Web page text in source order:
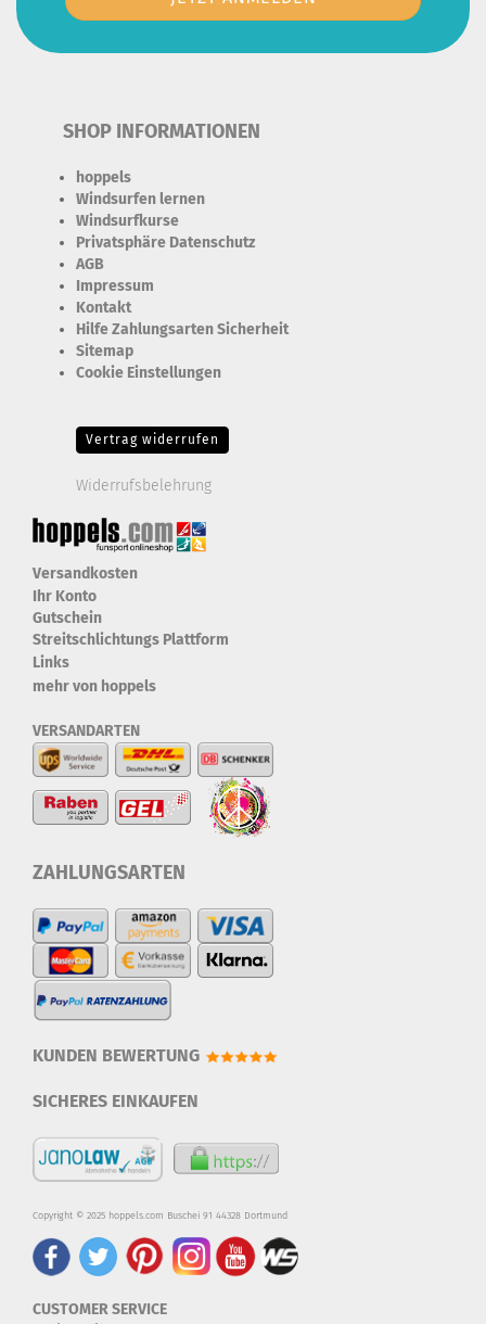
SHOP INFORMATIONEN
hoppels
Windsurfen lernen
Windsurfkurse
Privatsphäre Datenschutz
AGB
Impressum
Kontakt
Hilfe Zahlungsarten Sicherheit
Sitemap
Cookie Einstellungen
Vertrag widerrufen
Widerrufsbelehrung
Versandkosten
Ihr Konto
Gutschein
Streitschlichtungs Plattform
Links
mehr von hoppels
VERSANDARTEN
ZAHLUNGSARTEN
KUNDEN BEWERTUNG
SICHERES EINKAUFEN
Copyright © 2025 hoppels.com Buschei 91 44328 Dortmund
CUSTOMER SERVICE